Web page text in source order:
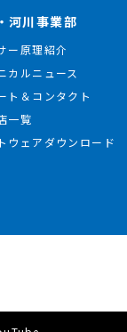
河川事業部
ー原理紹介
カルニュース
ト＆コンタクト
一覧
ウェアダウンロード